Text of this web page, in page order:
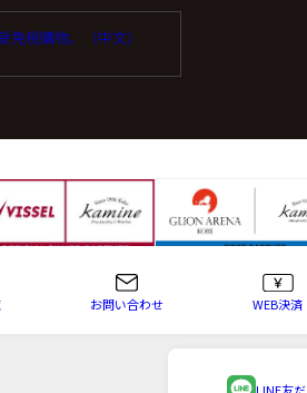
知、内容の訂正・追加ま
等という)に応じます。
免稅購物。（中文）
お問い合わせ WEB決済
LINE友